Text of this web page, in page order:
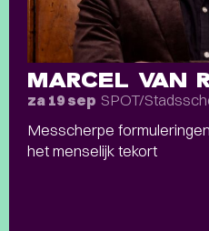
MARCEL VAN
za 19 sep SPOT/
Messcherpe
het menselijk tekort